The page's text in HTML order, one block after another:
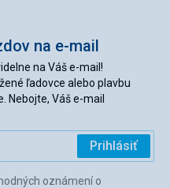
pomocou
na e-mail
na Váš e-mail!
ľadovce alebo plavbu
Nebojte, Váš e-mail
Prihlásiť
oznámení o